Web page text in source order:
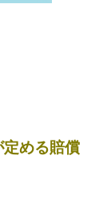
定める賠償